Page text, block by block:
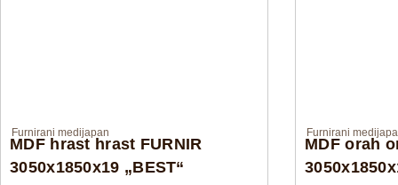
Furnirani medijapan
MDF hrast hrast FURNIR
3050x1850x19 „BEST“
Furnirani
MDF orah